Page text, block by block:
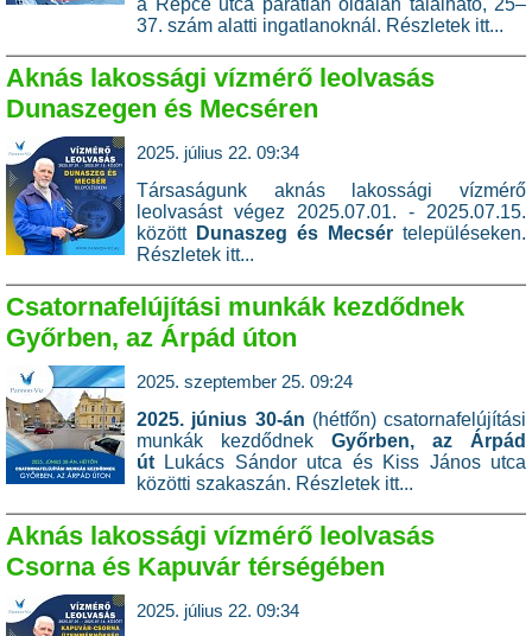
37. szám alatti ingatlanoknál. Részletek itt...
Aknás lakossági vízmérő leolvasás
Dunaszegen és Mecséren
2025. július 22. 09:34
Társaságunk aknás lakossági vízmérő
leolvasást végez 2025.07.01. - 2025.07.15.
közöttDunaszeg és Mecsér településeken.
Részletek itt...
Csatornafelújítási munkák kezdődnek
Győrben, az Árpád úton
2025. szeptember 25. 09:24
2025. június 30-án (hétfőn) csatornafelújítási
munkák kezdődnek Győrben, az Árpád
út Lukács Sándor utca és Kiss János utca
közötti szakaszán. Részletek itt...
Aknás lakossági vízmérő leolvasás
Csorna és Kapuvár térségében
2025. július 22. 09:34